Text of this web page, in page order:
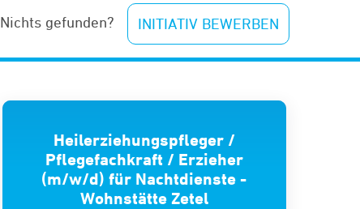
Nichts gefunden? INITIATIV BEWERBEN
Heilerziehungspfleger /
Pflegefachkraft / Erzieher
(m/w/d) für Nachtdienste -
Wohnstätte Zetel